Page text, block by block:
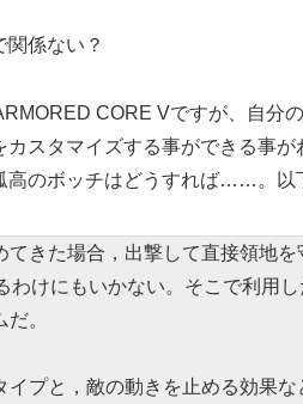
係ない？
CORE Vですが、自分
スタマイズする事ができる事
高のボッチはどうすれば……。以
きた場合，出撃して直接領地を
わけにもいかない。そこで利用
。
プと，敵の動きを止める効果な